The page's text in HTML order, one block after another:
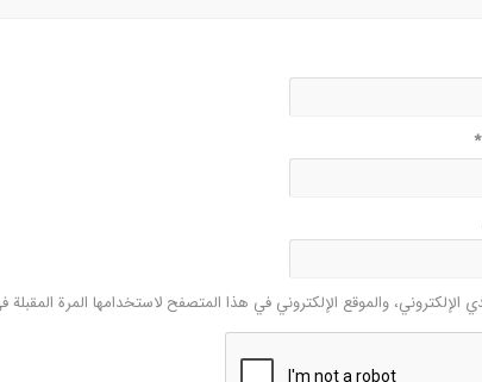
*
والموقع الإلكتروني في هذا المتصفح لاستخدامها المرة المقبلة